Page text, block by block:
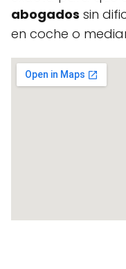
abogados sin
en coche o